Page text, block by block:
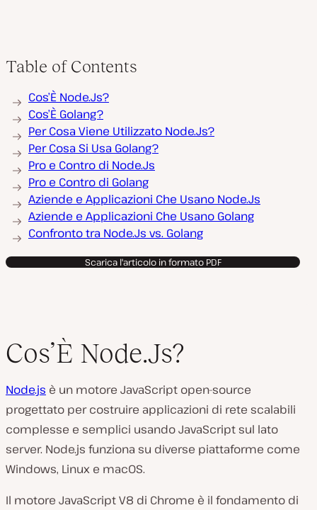
Table of Contents
Cos’È Node.Js?
Cos’È Golang?
Per Cosa Viene Utilizzato Node.Js?
Per Cosa Si Usa Golang?
Pro e Contro di Node.Js
Pro e Contro di Golang
Aziende e Applicazioni Che Usano Node.Js
Aziende e Applicazioni Che Usano Golang
Confronto tra Node.Js vs. Golang
Scarica l'articolo in formato PDF
Cos’È Node.Js?
Node.js è un motore JavaScript open-source
progettato per costruire applicazioni di rete scalabili
complesse e semplici usando JavaScript sul lato
server. Node.js funziona su diverse piattaforme come
Windows, Linux e macOS.
Il motore JavaScript V8 di Chrome è il fondamento di